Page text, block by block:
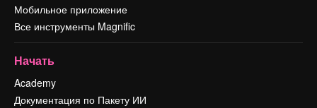
Мобильное приложение
Все инструменты Magnific
Начать
Academy
Документация по Пакету ИИ